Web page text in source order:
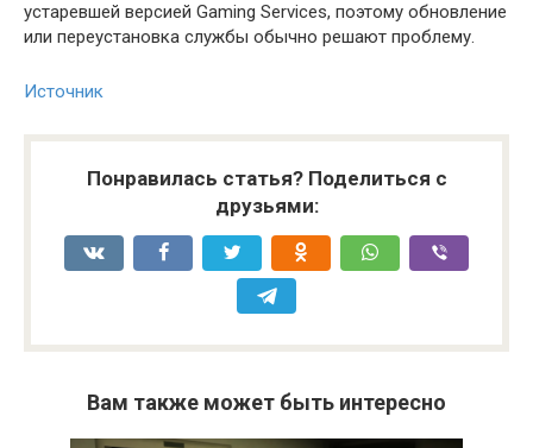
устаревшей версией Gaming Services, поэтому обновление
или переустановка службы обычно решают проблему.
Источник
Понравилась статья? Поделиться с
друзьями:
Вам также может быть интересно